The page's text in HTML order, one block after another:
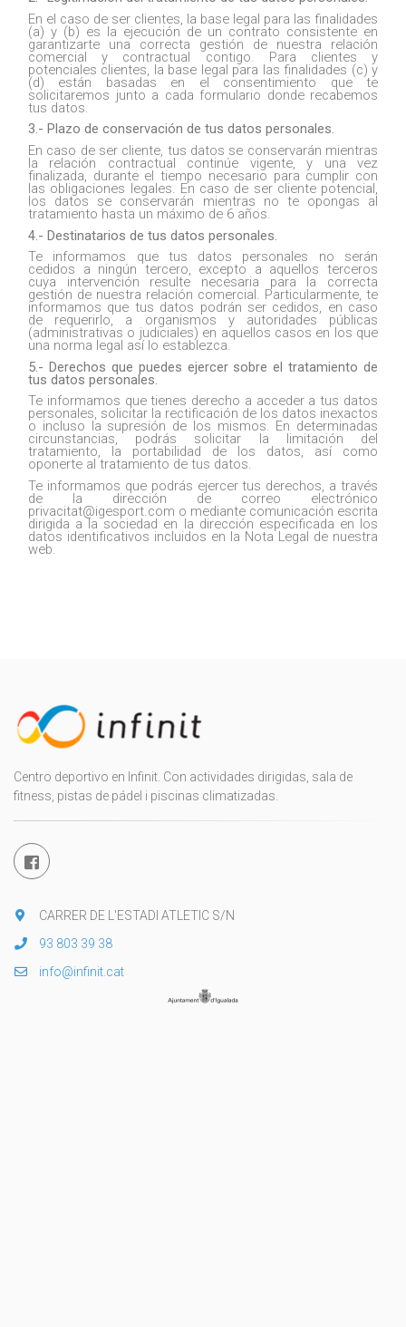
En el caso de ser clientes, la base legal para las finalidades
(a) y (b) es la ejecución de un contrato consistente en
garantizarte una correcta gestión de nuestra relación
comercial y contractual contigo. Para clientes y
potenciales clientes, la base legal para las finalidades (c) y
(d) están basadas en el consentimiento que te
solicitaremos junto a cada formulario donde recabemos
tus datos.
3.- Plazo de conservación de tus datos personales.
En caso de ser cliente, tus datos se conservarán mientras
la relación contractual continúe vigente, y una vez
finalizada, durante el tiempo necesario para cumplir con
las obligaciones legales. En caso de ser cliente potencial,
los datos se conservarán mientras no te opongas al
tratamiento hasta un máximo de 6 años.
4.- Destinatarios de tus datos personales.
Te informamos que tus datos personales no serán
cedidos a ningún tercero, excepto a aquellos terceros
cuya intervención resulte necesaria para la correcta
gestión de nuestra relación comercial. Particularmente, te
informamos que tus datos podrán ser cedidos, en caso
de requerirlo, a organismos y autoridades públicas
(administrativas o judiciales) en aquellos casos en los que
una norma legal así lo establezca.
5.- Derechos que puedes ejercer sobre el tratamiento de
tus datos personales.
Te informamos que tienes derecho a acceder a tus datos
personales, solicitar la rectificación de los datos inexactos
o incluso la supresión de los mismos. En determinadas
circunstancias, podrás solicitar la limitación del
tratamiento, la portabilidad de los datos, así como
oponerte al tratamiento de tus datos.
Te informamos que podrás ejercer tus derechos, a través
de la dirección de correo electrónico
privacitat@igesport.com o mediante comunicación escrita
dirigida a la sociedad en la dirección especificada en los
datos identificativos incluidos en la Nota Legal de nuestra
web.
Centro deportivo en Infinit. Con actividades dirigidas, sala de
fitness, pistas de pádel i piscinas climatizadas.
CARRER DE L'ESTADI ATLETIC S/N
93 803 39 38
info@infinit.cat